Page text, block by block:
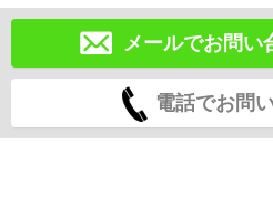
メールでお問い
電話でお問